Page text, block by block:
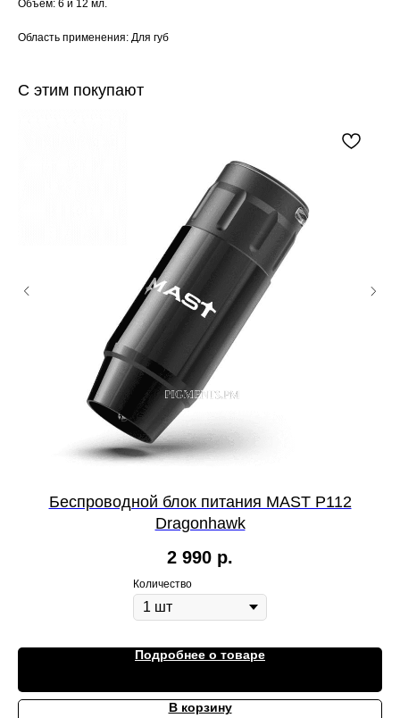
Объём: 6 и 12 мл.
Область применения: Для губ
С этим покупают
Беспроводной блок питания MAST P112
Dragonhawk
2 990 р.
Количество
Подробнее о товаре
В корзину